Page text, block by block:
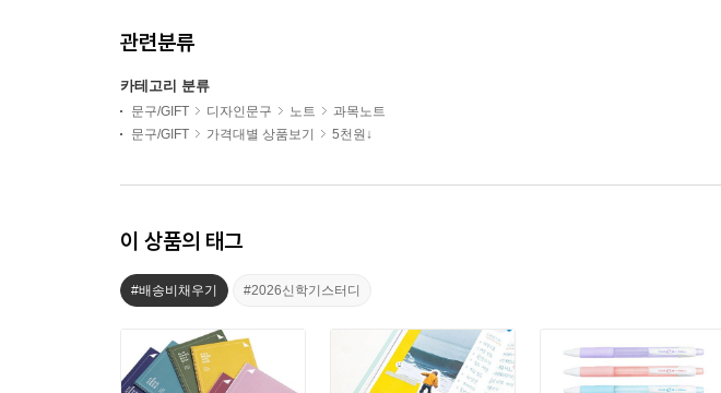
관련분류
카테고리 분류
문구/GIFT 디자인문구 노트
과목노트
문구/GIFT
가격대별 상품보기 5천원↓
이 상품의 태그
#배송비채우기 #2026신학기스터디